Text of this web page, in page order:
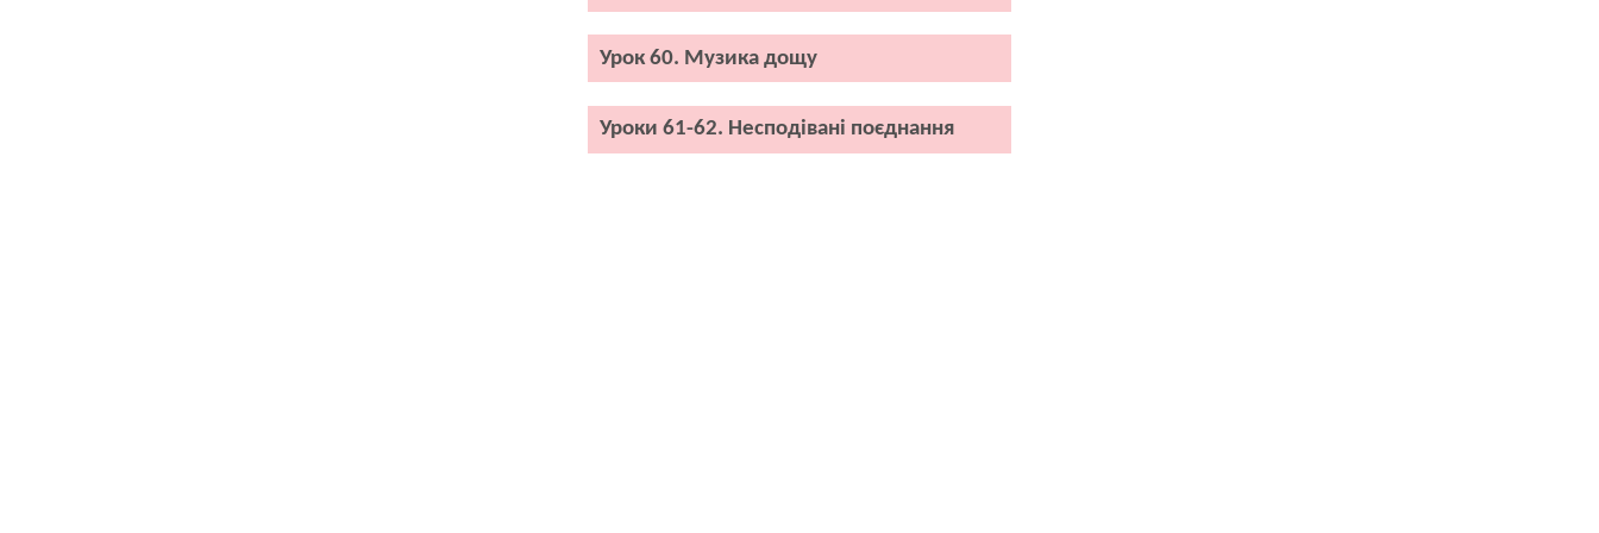
Урок 60. Музика дощу
Уроки 61-62. Несподівані поєднання